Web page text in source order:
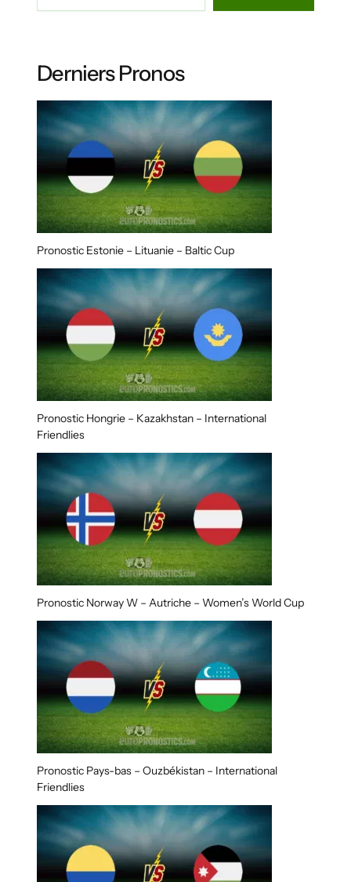
Derniers Pronos
Pronostic Estonie – Lituanie – Baltic Cup
Pronostic Hongrie – Kazakhstan – International
Friendlies
Pronostic Norway W – Autriche – Women’s World Cup
Pronostic Pays-bas – Ouzbékistan – International
Friendlies